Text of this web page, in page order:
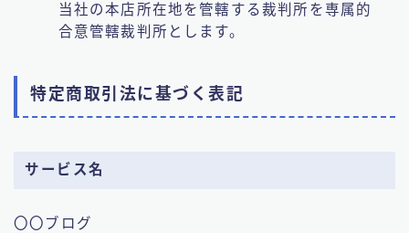
当社の本店所在地を管轄する裁判所を専属的
合意管轄裁判所とします。
特定商取引法に基づく表記
サービス名
〇〇ブログ